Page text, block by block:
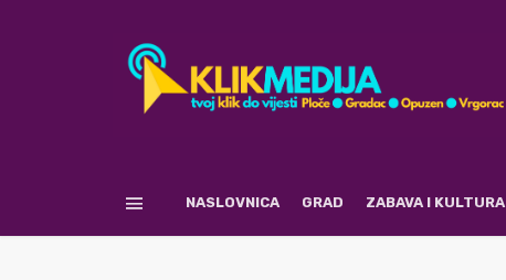
NASLOVNICA GRAD ZABAVA I KULTURA